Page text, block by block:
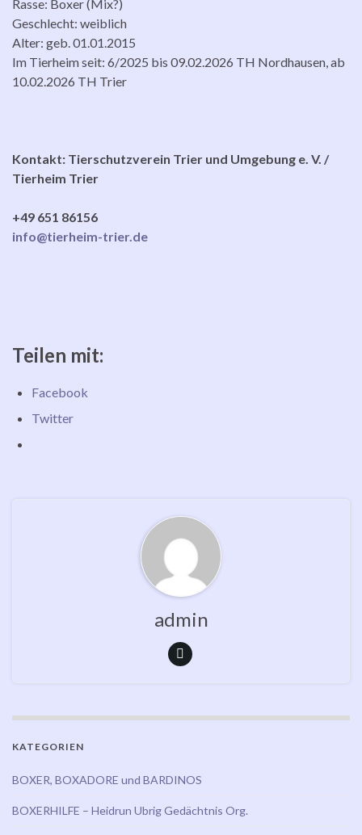
Rasse: Boxer (Mix?)
Geschlecht: weiblich
Alter: geb. 01.01.2015
Im Tierheim seit: 6/2025 bis 09.02.2026 TH Nordhausen, ab
10.02.2026 TH Trier
Kontakt: Tierschutzverein Trier und Umgebung e. V. /
Tierheim Trier
+49 651 86156
info@tierheim-trier.de
Teilen mit:
Facebook
Twitter
admin
KATEGORIEN
BOXER, BOXADORE und BARDINOS
BOXERHILFE – Heidrun Ubrig Gedächtnis Org.